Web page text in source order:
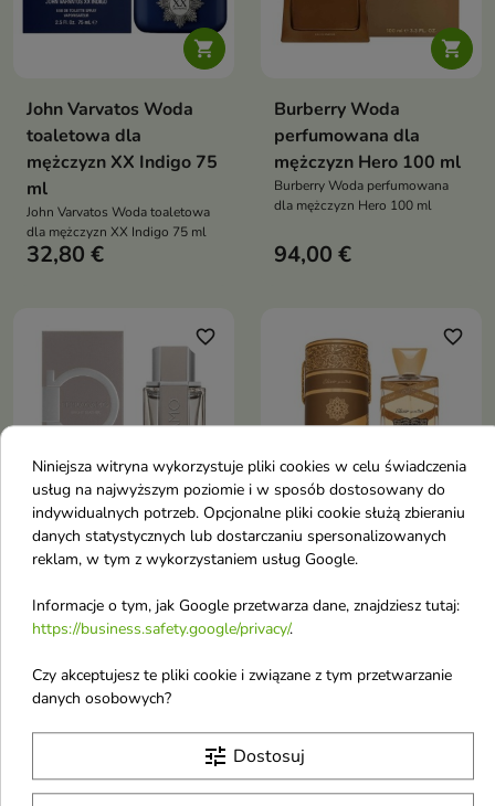

John Varvatos Woda
toaletowa dla
mężczyzn XX Indigo 75
ml
John Varvatos Woda toaletowa
dla mężczyzn XX Indigo 75 ml
32,80 €

Burberry Woda
perfumowana dla
mężczyzn Hero 100 ml
Burberry Woda perfumowana
dla mężczyzn Hero 100 ml
94,00 €

favorite_border
Salvatore Ferragamo
mężczyzn Ferragamo
Bright 100 ml
toaletowa dla mężczyzn
Ferragamo Bright 100 ml
49,60 €

favorite_border
Lattafa Woda
kobiet i mężczyzn Oud
Mood Elixir 100 ml
kobiet i mężczyzn Oud Mood
favorite_border favorite_border
Niniejsza witryna wykorzystuje pliki cookies w celu świadczenia
usług na najwyższym poziomie i w sposób dostosowany do
indywidualnych potrzeb. Opcjonalne pliki cookie służą zbieraniu
danych statystycznych lub dostarczaniu spersonalizowanych
reklam, w tym z wykorzystaniem usług Google.
Informacje o tym, jak Google przetwarza dane, znajdziesz tutaj:
https://business.safety.google/privacy/.
Czy akceptujesz te pliki cookie i związane z tym przetwarzanie
danych osobowych?
tune Dostosuj